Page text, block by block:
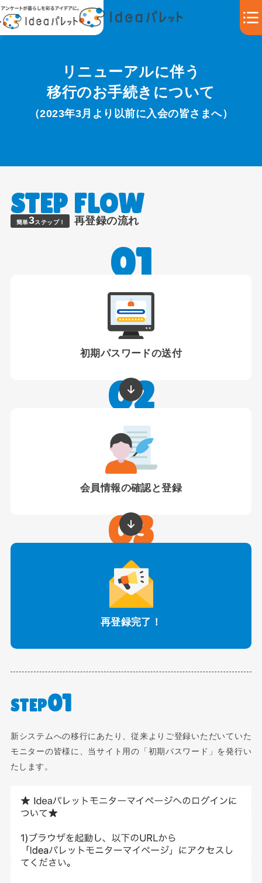
リニューアルに伴う
移行のお手続きについて
（2023年3月より以前に入会の皆さまへ）
簡単3ステップ！ 再登録の流れ
01
初期パスワードの送付
02
会員情報の確認と登録
03
再登録完了！
STEP01
新システムへの移行にあたり、従来よりご登録いただいていた
モニターの皆様に、当サイト用の「初期パスワード」を発行い
たします。